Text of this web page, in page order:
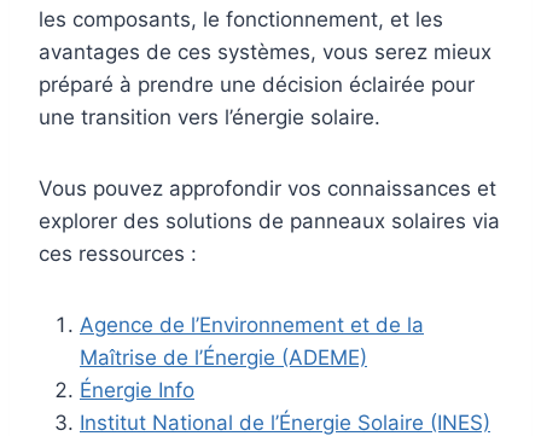
les composants, le fonctionnement, et les
avantages de ces systèmes, vous serez mieux
préparé à prendre une décision éclairée pour
une transition vers l’énergie solaire.
Vous pouvez approfondir vos connaissances et
explorer des solutions de panneaux solaires via
ces ressources :
Agence de l’Environnement et de la
Maîtrise de l’Énergie (ADEME)
Énergie Info
Institut National de l’Énergie Solaire (INES)